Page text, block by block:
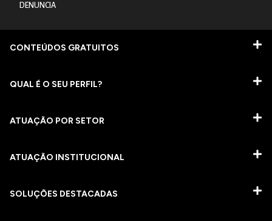
DENUNCIA
CONTEÚDOS GRATUITOS
QUAL É O SEU PERFIL?
ATUAÇÃO POR SETOR
ATUAÇÃO INSTITUCIONAL
SOLUÇÕES DESTACADAS